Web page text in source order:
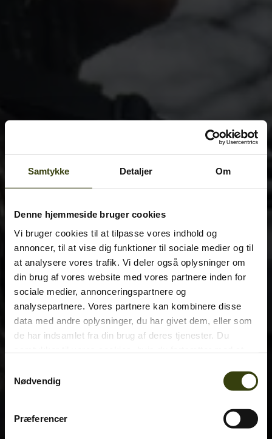
Samtykke Detaljer Om
Denne hjemmeside bruger cookies
Vi bruger cookies til at tilpasse vores indhold og
annoncer, til at vise dig funktioner til sociale medier og til
at analysere vores trafik. Vi deler også oplysninger om
din brug af vores website med vores partnere inden for
sociale medier, annonceringspartnere og
analysepartnere. Vores partnere kan kombinere disse
data med andre oplysninger, du har givet dem, eller som
de har indsamlet fra din brug af deres tjenester. Du
Nødvendig
Præferencer